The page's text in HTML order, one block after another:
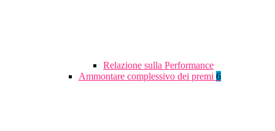
Relazione sulla Performance
Ammontare complessivo dei premi 6